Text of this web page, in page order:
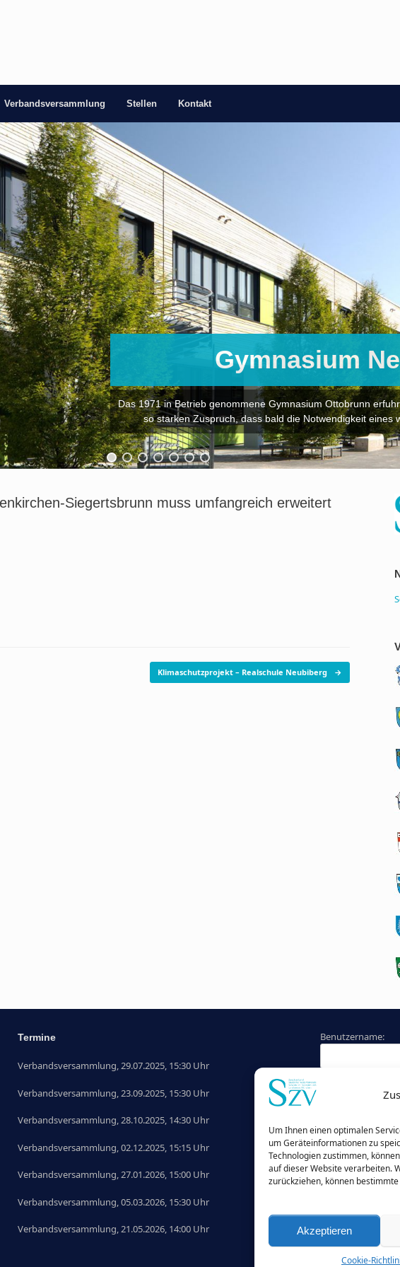
Um Ihnen einen optimalen
um Geräteinformationen zu
Technologien zustimmen,
auf dieser Website verarbeiten.
zurückziehen, können
Akzeptieren
Cookie-
Verbandsversammlung Stellen Kontakt
Gymnasium
Das 1971 in Betrieb genommene Gymnasium Ottobrunn
so starken Zuspruch, dass bald die Notwendigkeit eines
Siegertsbrunn muss umfangreich erweitert
Klimaschutzprojekt – Realschule Neubiberg →
Termine
Verbandsversammlung, 29.07.2025, 15:30 Uhr
Verbandsversammlung, 23.09.2025, 15:30 Uhr
Verbandsversammlung, 28.10.2025, 14:30 Uhr
Verbandsversammlung, 02.12.2025, 15:15 Uhr
Verbandsversammlung, 27.01.2026, 15:00 Uhr
Verbandsversammlung, 05.03.2026, 15:30 Uhr
Verbandsversammlung, 21.05.2026, 14:00 Uhr
Benutzername:
Passwort